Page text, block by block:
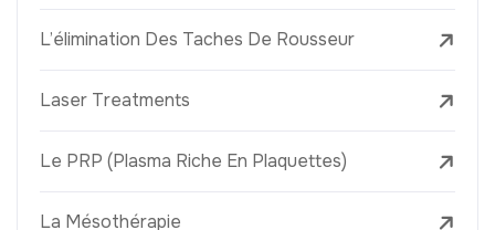
L’élimination Des Taches De Rousseur
Laser Treatments
Le PRP (Plasma Riche En Plaquettes)
La Mésothérapie